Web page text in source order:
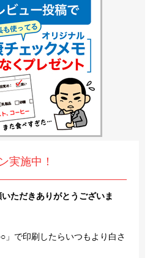
実施中！
ただきありがとうございま
」で印刷したらいつもより白さ